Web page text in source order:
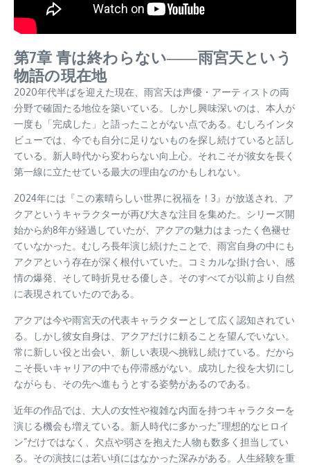
第7章 青は終わらない――雨宮天という
物語の現在地
2020年代半ばを迎えた現在、雨宮天は声優・アーティストの両
分野で確固たる地位を築いている。しかし興味深いのは、本人が
一度も「完成した」と語ったことがない点である。むしろインタ
ビューでは、今でも自分に足りないものを探し続けていると話し
ている。新人時代から変わらない向上心。それこそが彼女を長く
第一線に立たせている最大の理由なのかもしれない。
2024年には『この素晴らしい世界に祝福を！3』が放送され、ア
クアというキャラクターが再び大きな注目を集めた。シリーズ開
始から約8年が経過していたが、アクアの魅力はまったく色褪せ
ていなかった。むしろ長年演じ続けたことで、雨宮自身の中にも
アクアという存在が深く根付いていた。コミカルな掛け合い、感
情の爆発、そして時折見せる優しさ。そのすべてが以前より自然
に表現されていたのである。
アクアは今や雨宮天の代表キャラクターとして広く認知されてい
る。しかし彼女自身は、アクアだけに頼ることを望んでいない。
常に新しい役と出会い、新しい表現へ挑戦し続けている。だから
こそ長いキャリアの中でも停滞感がない。成功した役を大切にし
ながらも、その先へ進もうとする姿勢があるのである。
近年の作品では、大人の女性や複雑な内面を持つキャラクターを
演じる機会も増えている。新人時代に多かった“理想的なヒロイ
ン”だけではなく、欠点や弱さを抱えた人物も数多く担当してい
る。その演技には若い頃にはなかった深みがある。人生経験を重